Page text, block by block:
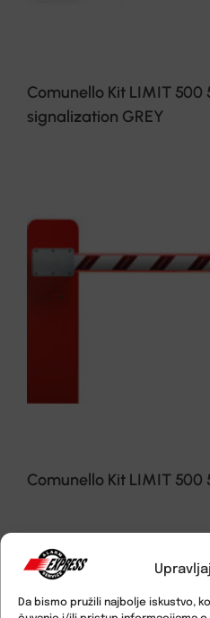
Da bismo pružili najbolje iskustvo,
Comunello Kit LIMIT 500
signalization GREY
Comunello Kit LIMIT 500